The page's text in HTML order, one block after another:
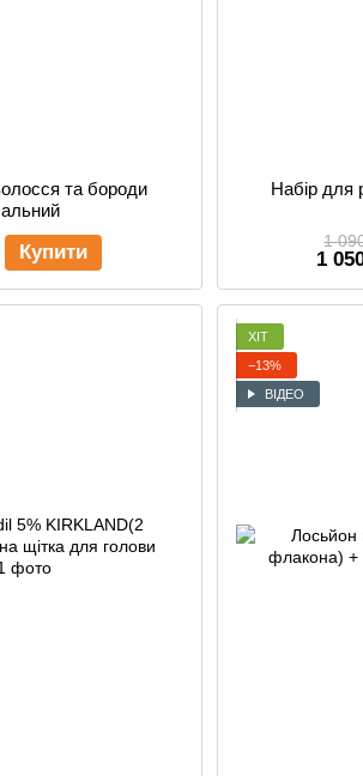
та бороди
Купити
Набір для
1
1
ХІТ
−13%
ВІДЕО